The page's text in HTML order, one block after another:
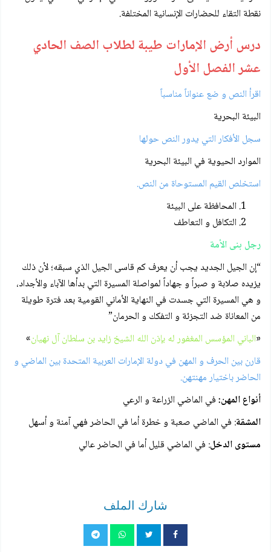
نقطة التقاء للحضارات الإنسانية المختلفة.
درس أرض الإمارات طيبة لطلاب الصف الحادي
عشر الفصل الأول
اقرأ النص و ضع عنواناً مناسباً
البيئة البحرية
سجل الأفكار التي يدور النص حولها
الموارد الحيوية في البيئة البحرية
استخلص القيم المستوحاة من النص.
المحافظة على البيئة
التكافل و التعاطف
رجل بنى الأمة
“إن الجيل الجديد يجب أن يعرف كم قاسى الجيل الذي سبقه؛ لأن ذلك
يزيده صلابة و صبراً و جهاداً لمواصلة المسيرة التي بدأها الآباء والأجداد،
و هي المسيرة التي جسدت في النهاية الأماني القومية بعد فترة طويلة
من المعاناة ضد التجزئة و التفكك و الحرمان”
«الباني المؤسس المغفور له بإذن الله الشيخ زايد بن سلطان آل نهيان»
قارن بين الحرف و المهن في دولة الإمارات العربية المتحدة بين الماضي و
الحاضر باختيار مهنتهن.
أنواع المهن:في الماضي الزراعة و الرعي
المشقة: في الماضي صعبة و خطرة أما في الحاضر فهي آمنة و أسهل
مستوى الدخل: في الماضي قليل أما في الحاضر عالي
شارك الملف